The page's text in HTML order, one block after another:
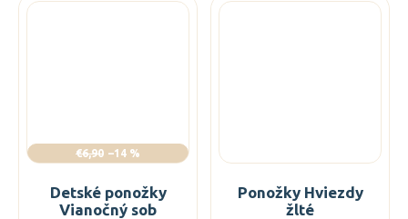
€6,90 –14 %
Detské ponožky
Vianočný sob
Ponožky Hviezdy
žlté